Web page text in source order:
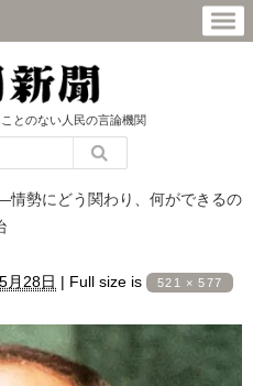
とのない人民の言論機関
勢にどう関わり、何ができるの
月28日 | Full size is 521 × 577